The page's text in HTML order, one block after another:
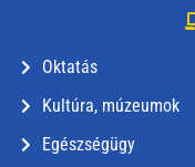
Oktatás
Kultúra, múzeumok
Egészségügy